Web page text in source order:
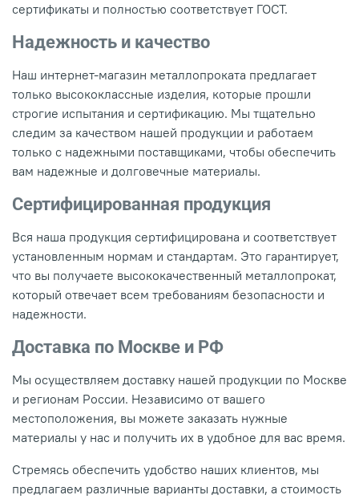
сертификаты и полностью соответствует ГОСТ.
Надежность и качество
Наш интернет-магазин металлопроката предлагает
только высококлассные изделия, которые прошли
строгие испытания и сертификацию. Мы тщательно
следим за качеством нашей продукции и работаем
только с надежными поставщиками, чтобы обеспечить
вам надежные и долговечные материалы.
Сертифицированная продукция
Вся наша продукция сертифицирована и соответствует
установленным нормам и стандартам. Это гарантирует,
что вы получаете высококачественный металлопрокат,
который отвечает всем требованиям безопасности и
надежности.
Доставка по Москве и РФ
Мы осуществляем доставку нашей продукции по Москве
и регионам России. Независимо от вашего
местоположения, вы можете заказать нужные
материалы у нас и получить их в удобное для вас время.
Стремясь обеспечить удобство наших клиентов, мы
предлагаем различные варианты доставки, а стоимость